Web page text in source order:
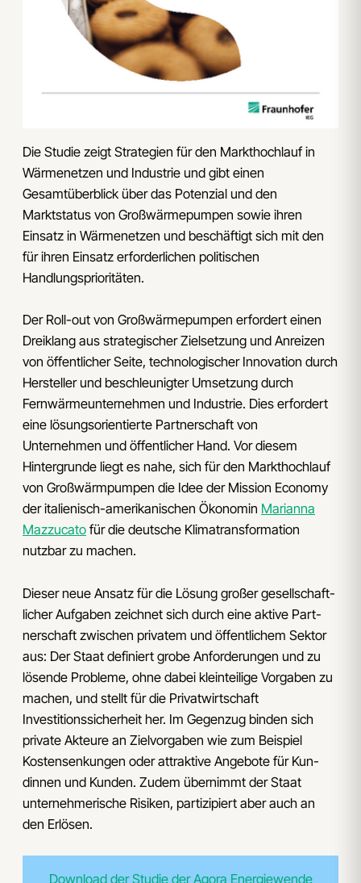
Die Studie zeigt Strategien für den Markthochlauf in
Wärmenetzen und Industrie und gibt einen
Gesamtüberblick über das Potenzial und den
Marktstatus von Großwärmepumpen sowie ihren
Einsatz in Wärmenetzen und beschäftigt sich mit den
für ihren Einsatz erforderlichen politischen
Handlungsprioritäten.
Der Roll-out von Großwärmepumpen erfordert einen
Dreiklang aus strategischer Zielsetzung und Anreizen
von öffentlicher Seite, technologischer Innovation durch
Hersteller und beschleunigter Umsetzung durch
Fernwärmeunternehmen und Industrie. Dies erfordert
eine lösungsorientierte Partnerschaft von
Unternehmen und öffentlicher Hand. Vor diesem
Hintergrunde liegt es nahe, sich für den Markthochlauf
von Großwärmpumpen die Idee der Mission Economy
der italienisch-amerikanischen Ökonomin Marianna
Mazzucato für die deutsche Klimatransformation
nutzbar zu machen.
Dieser neue Ansatz für die Lösung großer gesellschaft­
licher Aufgaben zeichnet sich durch eine aktive Part­
nerschaft zwischen privatem und öffentlichem Sektor
aus: Der Staat definiert grobe Anforderungen und zu
lösende Probleme, ohne dabei kleinteilige Vorgaben zu
machen, und stellt für die Privatwirtschaft
Investitionssicherheit her. Im Gegenzug binden sich
private Akteure an Zielvorgaben wie zum Beispiel
Kostensenkungen oder attraktive Angebote für Kun­
dinnen und Kunden. Zudem übernimmt der Staat
unter­nehmerische Risiken, partizipiert aber auch an
den Erlösen.
Download der Studie der Agora Energiewende